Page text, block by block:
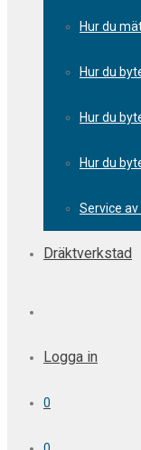
Hur du
Hur du
Hur du
Hur du
Service
Dräktverkstad
Logga in
0